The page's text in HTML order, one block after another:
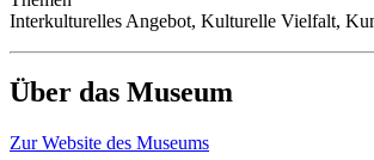
Interkulturelles Angebot, Kulturelle Vielfalt,
Über das Museum
Zur Website des Museums